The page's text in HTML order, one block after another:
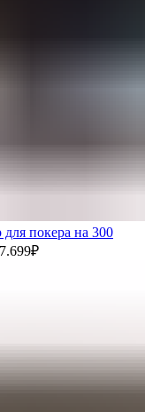
покера на 300
7.699₽